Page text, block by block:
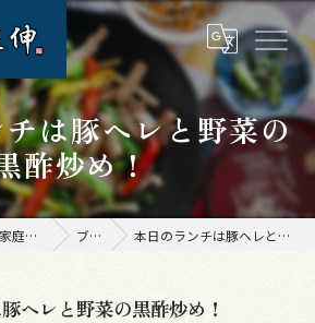
は豚ヘレと野菜の
酢炒め！
西明石の居酒屋なら家庭料理と肉 居酒屋 伸 ブログ 本日のランチは豚ヘレと野菜の黒酢炒め！
ヘレと野菜の黒酢炒め！